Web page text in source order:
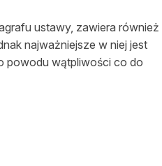
ustawy, zawiera również
najważniejsze w niej jest
powodu wątpliwości co do